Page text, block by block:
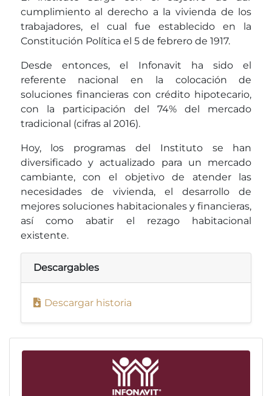
cumplimiento al derecho a la vivienda de los
trabajadores, el cual fue establecido en la
Constitución Política el 5 de febrero de 1917.
Desde entonces, el Infonavit ha sido el
referente nacional en la colocación de
soluciones financieras con crédito hipotecario,
con la participación del 74% del mercado
tradicional (cifras al 2016).
Hoy, los programas del Instituto se han
diversificado y actualizado para un mercado
cambiante, con el objetivo de atender las
necesidades de vivienda, el desarrollo de
mejores soluciones habitacionales y financieras,
así como abatir el rezago habitacional
existente.
Descargables
Descargar historia